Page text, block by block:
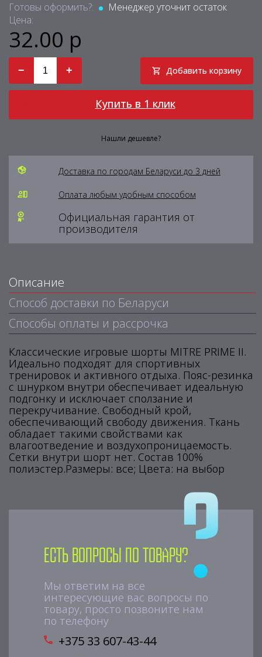
Готовы оформить?:
Менеджер уточнит остаток
Цена:
32.00 р
− + Добавить корзину
Купить в 1 клик
Нашли дешевле?
Доставка по городам Беларуси до 3 дней
Оплата любым удобным способом
Официальная гарантия от
производителя
Описание
Способ доставки по Беларуси
Способы оплаты и рассрочка
Классические игровые шорты MITRE PRIME II.
Идеально подходят для спортивных
тренировок и активного отдыха. Пояс-резинка
с шнурком внутри обеспечивает идеальную
подгонку и исключает сползание и
перекручивание. Свободный крой,
обеспечивающий свободу движения. Ткань
обладает такими свойствами как
влагоотведение и воздухопроницаемость.
Сетки внутри шорт нет. Состав 100%
полиэстер.Размеры: все; Цвета: на выбор
Есть вопросы по товару?
Мы ответим на все
интересующие вас вопросы по
товару, просто позвоните нам
по телефону
+375 33 607-43-44